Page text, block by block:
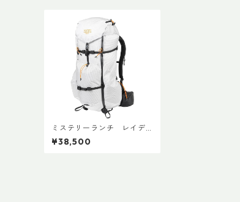
ミステリーランチ レイデ
ィックス47
¥38,500